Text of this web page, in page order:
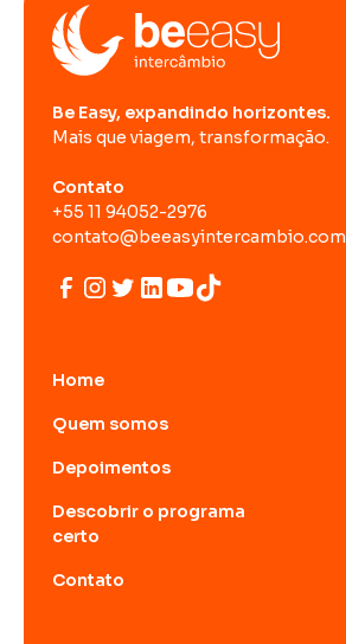
Be Easy, expandindo horizontes.
Mais que viagem, transformação.
Contato
+55 11 94052-2976
contato@beeasyintercambio.com
Home
Quem somos
Depoimentos
Descobrir o programa
certo
Contato